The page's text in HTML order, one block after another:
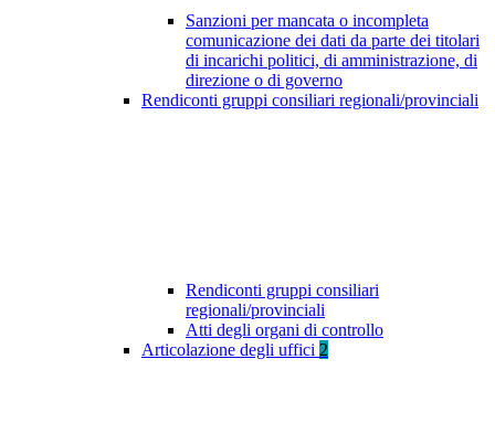
Sanzioni per mancata o incompleta
comunicazione dei dati da parte dei titolari
di incarichi politici, di amministrazione, di
direzione o di governo
Rendiconti gruppi consiliari regionali/provinciali
Rendiconti gruppi consiliari
regionali/provinciali
Atti degli organi di controllo
Articolazione degli uffici 2